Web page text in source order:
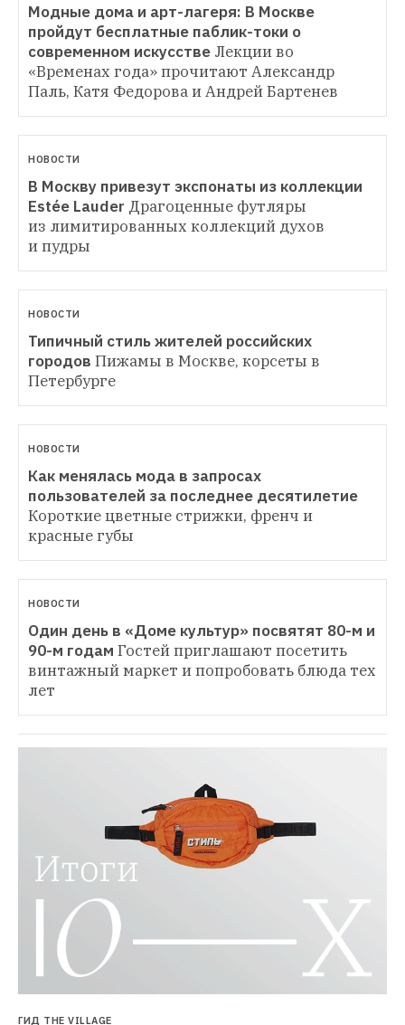
Модные дома и арт-лагеря: В Москве
пройдут бесплатные паблик-токи о
современном искусстве Лекции во
«Временах года» прочитают Александр
Паль, Катя Федорова и Андрей Бартенев
НОВОСТИ
В Москву привезут экспонаты из коллекции
Estée Lauder Драгоценные футляры
из лимитированных коллекций духов
и пудры
НОВОСТИ
Типичный стиль жителей российских
городов Пижамы в Москве, корсеты в
Петербурге
НОВОСТИ
Как менялась мода в запросах
пользователей за последнее десятилетие
Короткие цветные стрижки, френч и
красные губы
НОВОСТИ
Один день в «Доме культур» посвятят 80-м и
90-м годам Гостей приглашают посетить
винтажный маркет и попробовать блюда тех
лет
ГИД THE VILLAGE